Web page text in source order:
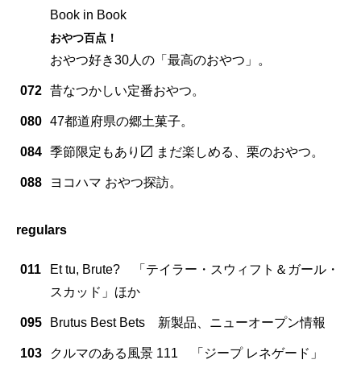
Book in Book
おやつ百点！
おやつ好き30人の「最高のおやつ」。
072 昔なつかしい定番おやつ。
080 47都道府県の郷土菓子。
084 季節限定もあり〼 まだ楽しめる、栗のおやつ。
088 ヨコハマ おやつ探訪。
regulars
011
Et tu, Brute? 「テイラー・スウィフト＆ガール・
スカッド」ほか
095 Brutus Best Bets 新製品、ニューオープン情報
103 クルマのある風景 111 「ジープ レネゲード」